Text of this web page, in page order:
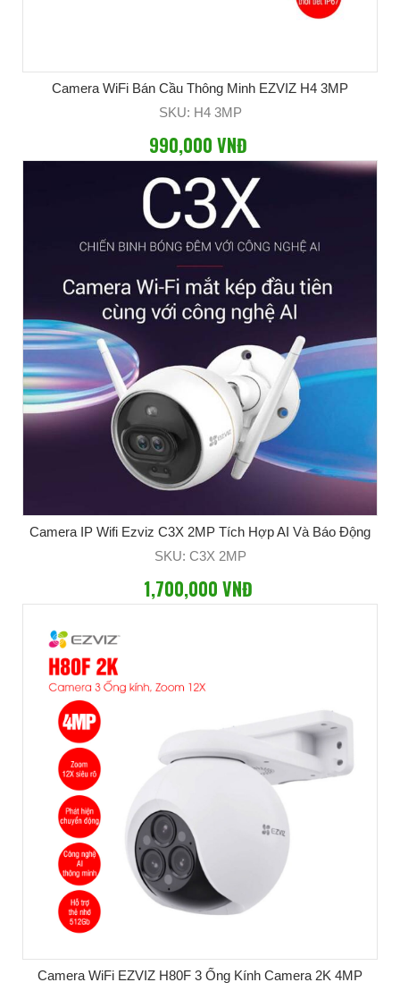
Camera WiFi Bán Cầu Thông Minh EZVIZ H4 3MP
SKU: H4 3MP
990,000 VNĐ
Camera IP Wifi Ezviz C3X 2MP Tích Hợp AI Và Báo Động
SKU: C3X 2MP
1,700,000 VNĐ
Camera WiFi EZVIZ H80F 3 Ống Kính Camera 2K 4MP